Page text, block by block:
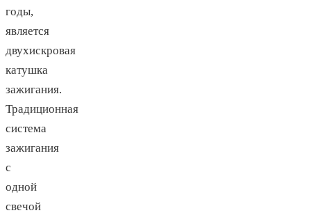
годы,
является
двухискровая
катушка
зажигания.
Традиционная
система
зажигания
с
одной
свечой